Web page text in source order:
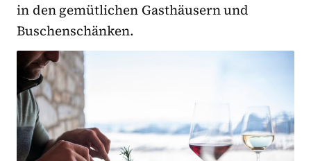
in den gemütlichen Gasthäusern und
Buschenschänken.